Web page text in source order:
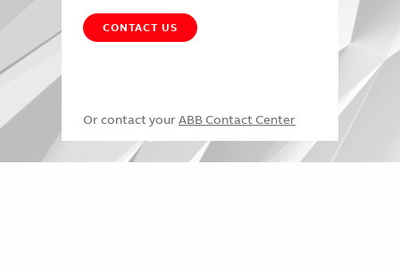
CONTACT US
Or contact your ABB Contact Center